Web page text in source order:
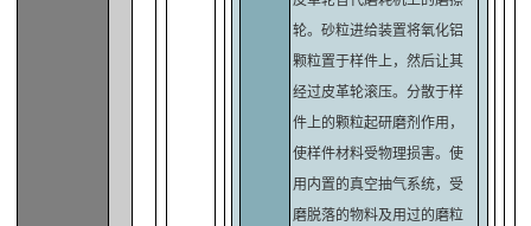
轮。砂粒进给装置将氧化铝
颗粒置于样件上，然后让其
经过皮革轮滚压。分散于样
件上的颗粒起研磨剂作用，
使样件材料受物理损害。使
用内置的真空抽气系统，受
磨脱落的物料及用过的磨粒